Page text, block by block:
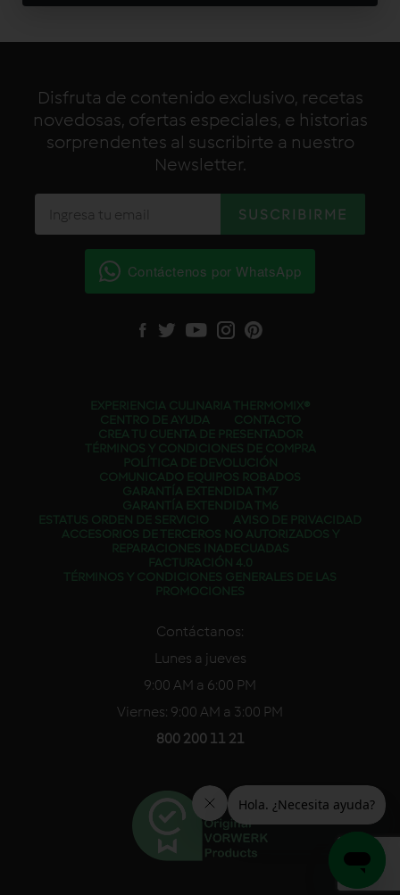
Disfruta de contenido exclusivo, recetas
novedosas, ofertas especiales, e historias
sorprendentes al suscribirte a nuestro
Newsletter.
Contáctenos por WhatsApp
Facebook
TwitterYouTubeInstagram
EXPERIENCIA CULINARIA THERMOMIX®
CENTRO DE AYUDA
CONTACTO
CREA TU CUENTA DE PRESENTADOR
TÉRMINOS Y CONDICIONES DE COMPRA
POLÍTICA DE DEVOLUCIÓN
COMUNICADO EQUIPOS ROBADOS
GARANTÍA EXTENDIDA TM7
GARANTÍA EXTENDIDA TM6
ESTATUS ORDEN DE SERVICIO
AVISO DE PRIVACIDAD
ACCESORIOS DE TERCEROS NO AUTORIZADOS Y
REPARACIONES INADECUADAS
FACTURACIÓN 4.0
TÉRMINOS Y CONDICIONES GENERALES DE LAS
PROMOCIONES
Contáctanos:
Lunes a jueves
9:00 AM a 6:00 PM
Viernes: 9:00 AM a 3:00 PM
800 200 11 21